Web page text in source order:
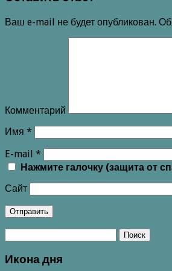
Ваш e-mail не будет опубликован.
Комментарий
Имя *
E-mail *
Нажмите галочку (защита от
Сайт
Икона дня